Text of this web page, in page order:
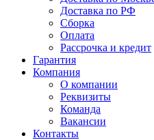
Доставка по РФ
Сборка
Оплата
Рассрочка и кредит
Гарантия
Компания
О компании
Реквизиты
Команда
Вакансии
Контакты